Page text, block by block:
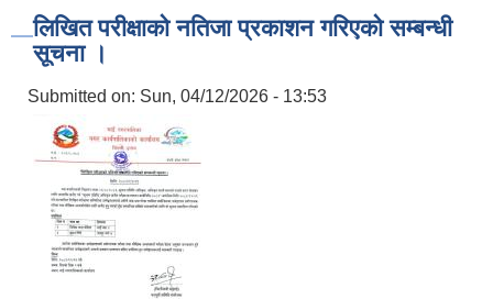
लिखित परीक्षाको नतिजा प्रकाशन गरिएको सम्बन्धी
सूचना ।
Submitted on: Sun, 04/12/2026 - 13:53